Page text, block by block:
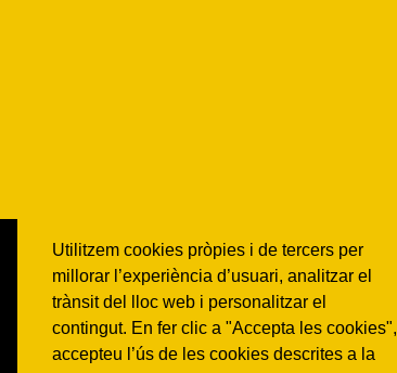
Utilitzem cookies pròpies i de tercers per
millorar l’experiència d’usuari, analitzar el
trànsit del lloc web i personalitzar el
contingut. En fer clic a "Accepta les cookies",
accepteu l’ús de les cookies descrites a la
CAN BATLLÓ
Qui som